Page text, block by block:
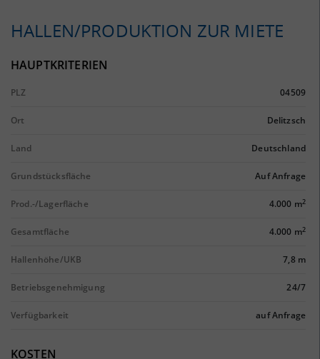
HALLEN/PRODUKTION ZUR MIETE
HAUPTKRITERIEN
PLZ 04509
Ort Delitzsch
Land Deutschland
Grundstücksfläche Auf Anfrage
Prod.-/Lagerfläche 4.000 m2
Gesamtfläche 4.000 m2
Hallenhöhe/UKB 7,8 m
Betriebsgenehmigung 24/7
Verfügbarkeit auf Anfrage
KOSTEN